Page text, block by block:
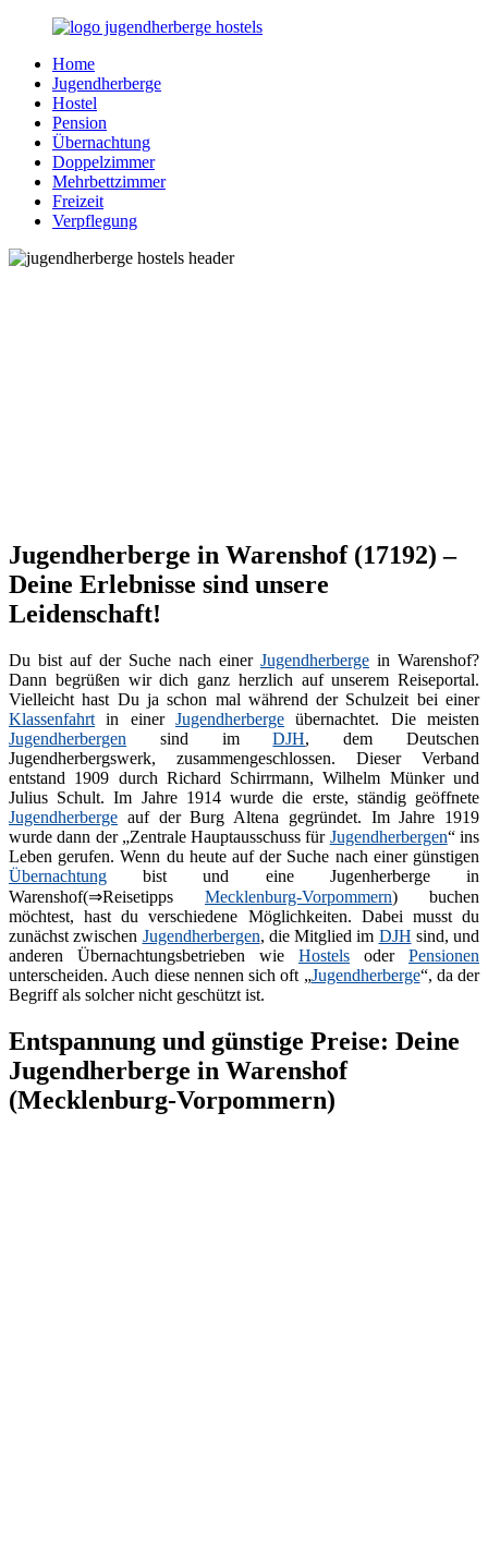
Zurück
Inhalt
Jugendherberge-
Hostels.de
Reisen
junge
jung
gebliebene
Menschen
Home
Jugendherberge
Hostel
Pension
Übernachtung
Doppelzimmer
Mehrbettzimmer
Freizeit
Verpflegung
Jugendherberge in Warenshof (17192) –
Deine Erlebnisse sind unsere
Leidenschaft!
Du bist auf der Suche nach einer Jugendherberge in Warenshof?
Dann begrüßen wir dich ganz herzlich auf unserem Reiseportal.
Vielleicht hast Du ja schon mal während der Schulzeit bei einer
Klassenfahrt in einer Jugendherberge übernachtet. Die meisten
Jugendherbergen sind imDJH, dem Deutschen
Jugendherbergswerk, zusammengeschlossen. Dieser Verband
entstand 1909 durch Richard Schirrmann, Wilhelm Münker und
Julius Schult. Im Jahre 1914 wurde die erste, ständig geöffnete
Jugendherberge auf der Burg Altena gegründet. Im Jahre 1919
wurde dann der „Zentrale Hauptausschuss für Jugendherbergen“ ins
Leben gerufen. Wenn du heute auf der Suche nach einer günstigen
Übernachtung bist und eine Jugenherberge in
Warenshof(⇒Reisetipps Mecklenburg-Vorpommern) buchen
möchtest, hast du verschiedene Möglichkeiten. Dabei musst du
zunächst zwischen Jugendherbergen, die Mitglied im DJH sind, und
anderen Übernachtungsbetrieben wie Hostels oder Pensionen
unterscheiden. Auch diese nennen sich oft „Jugendherberge“, da der
Begriff als solcher nicht geschützt ist.
Entspannung und günstige Preise: Deine
Jugendherberge in Warenshof
(Mecklenburg-Vorpommern)